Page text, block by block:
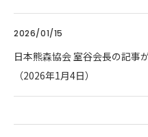
2026/01/15
日本熊森協会 室谷会長の記事
（2026年1月4日）